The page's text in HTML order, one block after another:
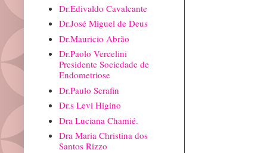
Dr.Edivaldo Cavalcante
Dr.José Miguel de Deus
Dr.Mauricio Abrão
Dr.Paolo Vercelini
Presidente Sociedade de
Endometriose
Dr.Paulo Serafin
Dr.s Levi Higino
Dra Luciana Chamié.
Dra Maria Christina dos
Santos Rizzo